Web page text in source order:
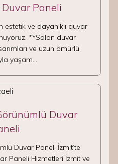
Paneli
estetik ve dayanıklı duvar
**Salon duvar
ve uzun ömürlü
yaşam…
Duvar
Duvar Paneli İzmit’te
Paneli Hizmetleri İzmit ve